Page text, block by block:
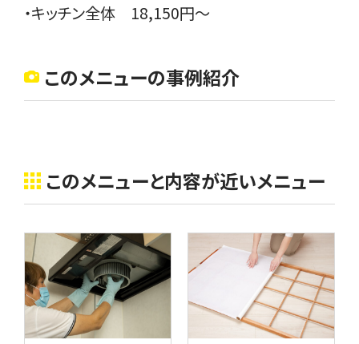
・キッチン全体 18,150円〜
このメニューの事例紹介
このメニューと内容が近いメニュー